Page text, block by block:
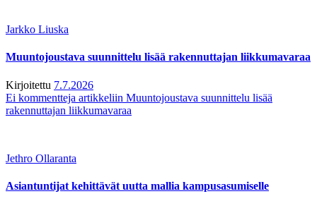
Jarkko Liuska
Muuntojoustava suunnittelu lisää rakennuttajan liikkumavaraa
Kirjoitettu 7.7.2026
Ei kommentteja artikkeliin Muuntojoustava suunnittelu lisää
rakennuttajan liikkumavaraa
Jethro Ollaranta
Asiantuntijat kehittävät uutta mallia kampusasumiselle